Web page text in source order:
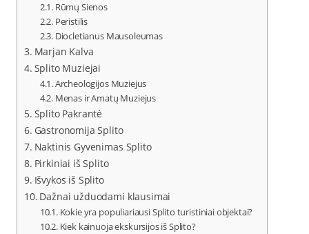
Rūmų Sienos
Peristilis
Diocletianus Mausoleumas
Marjan Kalva
Splito Muziejai
Archeologijos Muziejus
Menas ir Amatų Muziejus
Splito Pakrantė
Gastronomija Splito
Naktinis Gyvenimas Splito
Pirkiniai iš Splito
Išvykos iš Splito
Dažnai užduodami klausimai
Kokie yra populiariausi Splito turistiniai objektai?
Kiek kainuoja ekskursijos iš Splito?